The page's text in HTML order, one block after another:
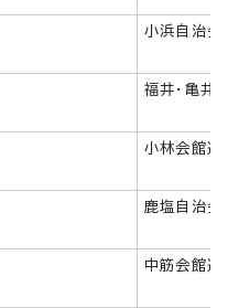
小浜自治会
福井・亀井
小林会館運
鹿塩自治会
中筋会館運